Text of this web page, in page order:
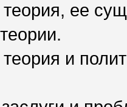
теория, ее
и